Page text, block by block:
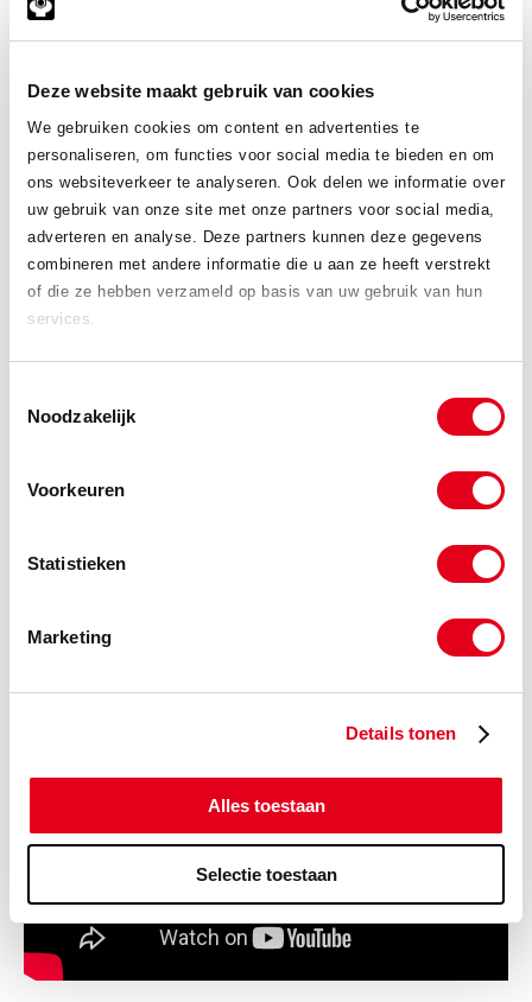
Deze website maakt gebruik van cookies
We gebruiken cookies om content en advertenties te
personaliseren, om functies voor social media te bieden en om
ons websiteverkeer te analyseren. Ook delen we informatie over
uw gebruik van onze site met onze partners voor social media,
adverteren en analyse. Deze partners kunnen deze gegevens
combineren met andere informatie die u aan ze heeft verstrekt
of die ze hebben verzameld op basis van uw gebruik van hun
services.
Noodzakelijk
Voorkeuren
Statistieken
Marketing
Details tonen
Alles toestaan
Selectie toestaan
relatie met haar klanten. Dit betekent onder andere dat er altijd
ruimte is voor overleg en dat er snel wordt gereageerd op
Kunnen wij helpen?
Heeft u hulp nodig bij het lasersnijden van uw plaatwerk in
Noord-Holland? Neem gerust contact met ons op. Wilt u
aluminium, staal of RVS laten snijden en bewerken? U kunt ons
telefonisch bereiken op
+31 113 57 38 78
of per mail via
info@meeuwsen.nl. Wij staan voor u klaar.